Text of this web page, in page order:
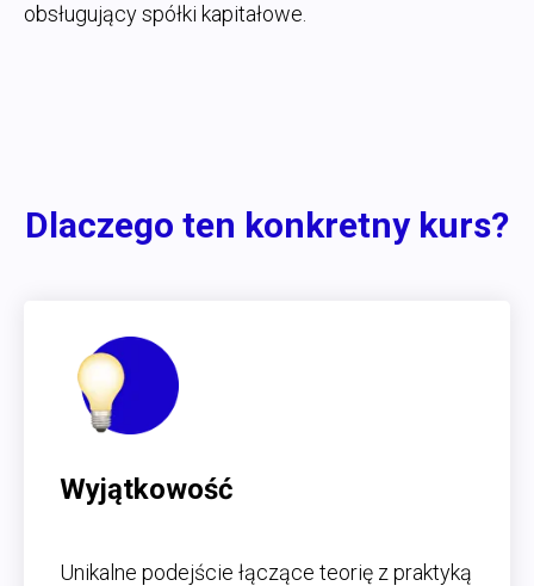
obsługujący spółki kapitałowe.
Dlaczego ten konkretny kurs?
Wyjątkowość
Unikalne podejście łączące teorię z praktyką